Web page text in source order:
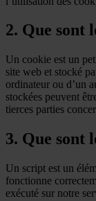
2. Que sont
Un cookie est un
site web et stocké
ordinateur ou d’un
stockées peuvent
tierces parties
3. Que sont
Un script est un
fonctionne
exécuté sur notre